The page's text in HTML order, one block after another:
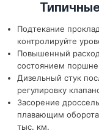
Подтекание
контролируйте
Повышенный
состоянием
Дизельный стук
регулировку
Засорение
плавающим
тыс. км.